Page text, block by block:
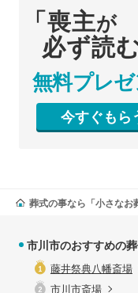
「喪主が
必ず読
無料プレ
今すぐもら
葬式の事なら「小さなお
市川市のおすすめの
藤井祭典八幡斎場
市川市斎場